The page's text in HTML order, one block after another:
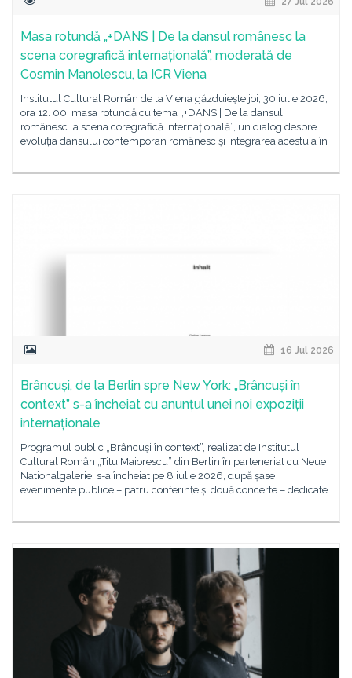
Masa rotundă „+DANS | De la dansul românesc la
scena coregrafică internațională”, moderată de
Cosmin Manolescu, la ICR Viena
Institutul Cultural Român de la Viena găzduiește joi, 30 iulie 2026,
ora 12. 00, masa rotundă cu tema „+DANS | De la dansul
românesc la scena coregrafică internațională”, un dialog despre
evoluția dansului contemporan românesc și integrarea acestuia în
16 Jul 2026
Brâncuși, de la Berlin spre New York: „Brâncuși în
context” s-a încheiat cu anunțul unei noi expoziții
internaționale
Programul public „Brâncuși în context”, realizat de Institutul
Cultural Român „Titu Maiorescu” din Berlin în parteneriat cu Neue
Nationalgalerie, s-a încheiat pe 8 iulie 2026, după șase
evenimente publice – patru conferințe și două concerte – dedicate